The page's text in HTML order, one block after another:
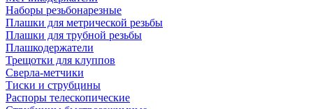
Наборы резьбонарезные
Плашки для метрической резьбы
Плашки для трубной резьбы
Плашкодержатели
Трещотки для клуппов
Сверла-метчики
Тиски и струбцины
Распоры телескопические